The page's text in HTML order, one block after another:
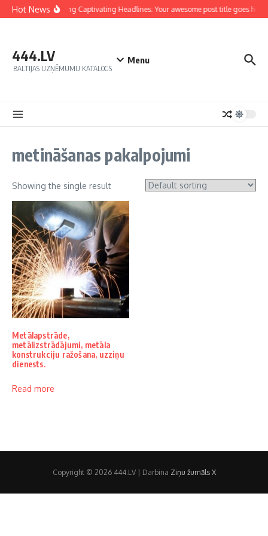
Hot NewsCrafting Captivating Headlines: Your awesome post title goes here
444.LV
BALTIJAS UZŅĒMUMU KATALOGS
Menu
metināšanas pakalpojumi
Showing the single result
Metālapstrāde,
metālizstrādājumi, metāla
konstrukciju ražošana, uzziņu
dienests.
Read more
Copyright © 2026 444.LV | Darbina Ziņu žurnāls X